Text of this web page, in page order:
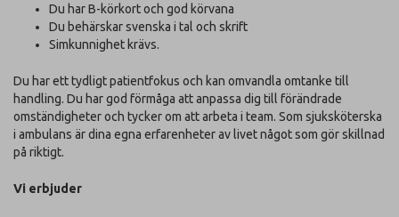
Du har B-körkort och god körvana
Du behärskar svenska i tal och skrift
Simkunnighet krävs.
Du har ett tydligt patientfokus och kan omvandla omtanke till
handling. Du har god förmåga att anpassa dig till förändrade
omständigheter och tycker om att arbeta i team. Som sjuksköterska
i ambulans är dina egna erfarenheter av livet något som gör skillnad
på riktigt.
Vi erbjuder